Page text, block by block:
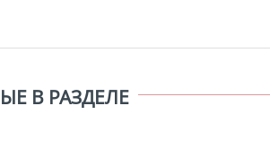
В РАЗДЕЛЕ